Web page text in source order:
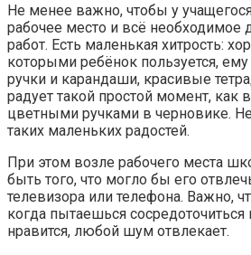
Не менее важно, чтобы у
рабочее место и всё необходимое
работ. Есть маленькая хитрость:
которыми ребёнок пользуется,
ручки и карандаши, красивые
радует такой простой момент, как
цветными ручками в черновике.
таких маленьких радостей.
При этом возле рабочего места
быть того, что могло бы его
телевизора или телефона. Важно,
когда пытаешься сосредоточиться
нравится, любой шум отвлекает.